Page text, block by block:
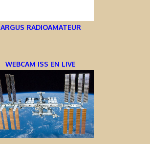
ARGUS RADIOAMATEUR
WEBCAM ISS EN LIVE